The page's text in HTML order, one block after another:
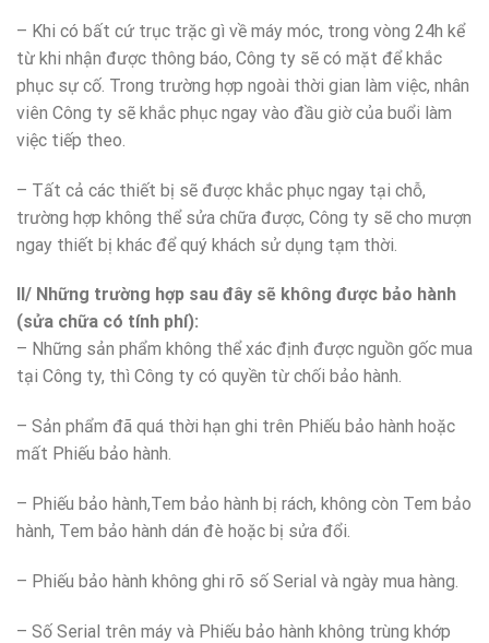
– Khi có bất cứ trục trặc gì về máy móc, trong vòng 24h kể
từ khi nhận được thông báo, Công ty sẽ có mặt để khắc
phục sự cố. Trong trường hợp ngoài thời gian làm việc, nhân
viên Công ty sẽ khắc phục ngay vào đầu giờ của buổi làm
việc tiếp theo.
– Tất cả các thiết bị sẽ được khắc phục ngay tại chỗ,
trường hợp không thể sửa chữa được, Công ty sẽ cho mượn
ngay thiết bị khác để quý khách sử dụng tạm thời.
II/ Những trường hợp sau đây sẽ không được bảo hành
(sửa chữa có tính phí):
– Những sản phẩm không thể xác định được nguồn gốc mua
tại Công ty, thì Công ty có quyền từ chối bảo hành.
– Sản phẩm đã quá thời hạn ghi trên Phiếu bảo hành hoặc
mất Phiếu bảo hành.
– Phiếu bảo hành,Tem bảo hành bị rách, không còn Tem bảo
hành, Tem bảo hành dán đè hoặc bị sửa đổi.
– Phiếu bảo hành không ghi rõ số Serial và ngày mua hàng.
– Số Serial trên máy và Phiếu bảo hành không trùng khớp